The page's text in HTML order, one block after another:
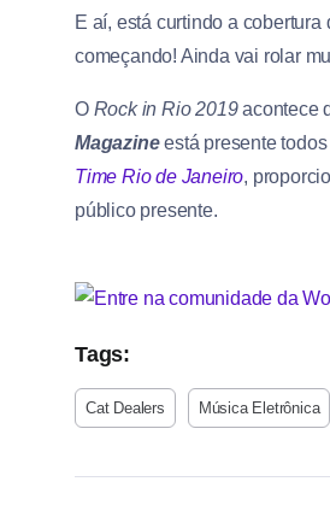
E aí, está curtindo a cobertura
começando! Ainda vai rolar
O Rock in Rio 2019acontece
Magazineestá presente
Time Rio de Janeiro,
público presente.
Tags:
Cat Dealers Música Eletrônica